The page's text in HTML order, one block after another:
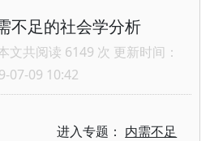
不足的社会学分析
文共阅读 6149 次 更新时间：
07-09 10:42
进入专题： 内需不足